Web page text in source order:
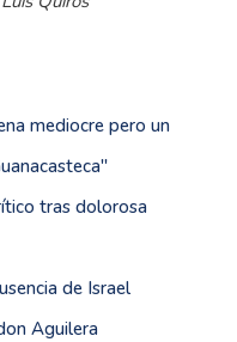
mediocre pero un
tras dolorosa
de Israel
Aguilera